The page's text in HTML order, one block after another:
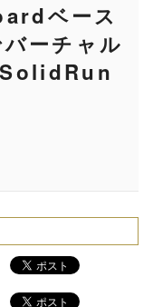
ベース
ーチャル
SolidRun